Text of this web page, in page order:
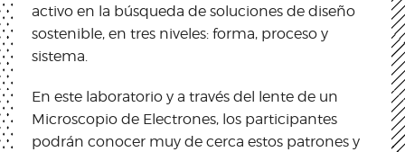
activo en la búsqueda de soluciones de diseño
sostenible, en tres niveles: forma, proceso y
sistema.
En este laboratorio y a través del lente de un
Microscopio de Electrones, los participantes
podrán conocer muy de cerca estos patrones y